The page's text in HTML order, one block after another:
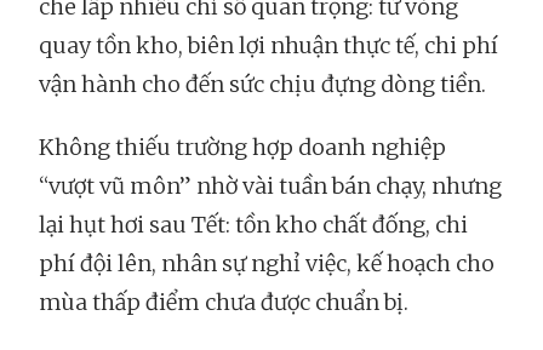
che lấp nhiều chỉ số quan trọng: từ vòng
quay tồn kho, biên lợi nhuận thực tế, chi phí
vận hành cho đến sức chịu đựng dòng tiền.
Không thiếu trường hợp doanh nghiệp
“vượt vũ môn” nhờ vài tuần bán chạy, nhưng
lại hụt hơi sau Tết: tồn kho chất đống, chi
phí đội lên, nhân sự nghỉ việc, kế hoạch cho
mùa thấp điểm chưa được chuẩn bị.